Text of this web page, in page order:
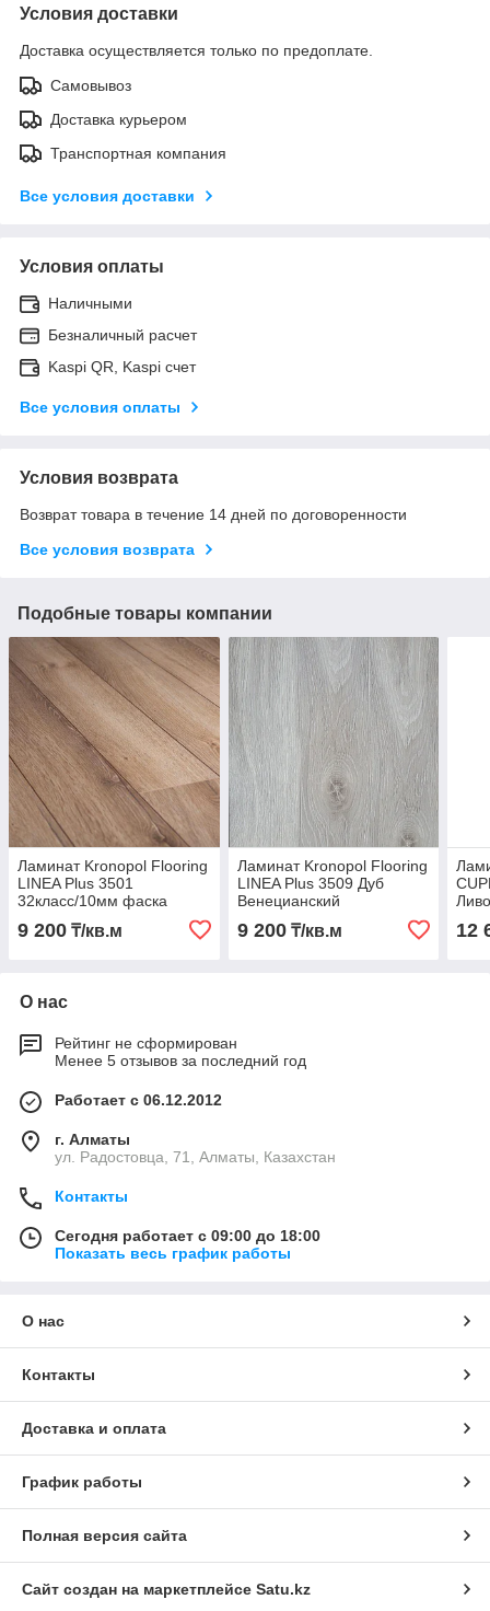
Условия доставки
Доставка осуществляется только по предоплате.
Самовывоз
Доставка курьером
Транспортная компания
Все условия доставки
Условия оплаты
Наличными
Безналичный расчет
Kaspi QR, Kaspi счет
Все условия оплаты
Условия возврата
Возврат товара в течение 14 дней по договоренности
Все условия возврата
Подобные товары компании
Ламинат Kronopol Flooring
LINEA Plus 3501
32класс/10мм фаска
(узкая доска)
9 200 ₸/кв.м
Ламинат Kronopol Flooring
LINEA Plus 3509 Дуб
Венецианский
32класс/10мм фаска
(узкая доска)
9 200₸/кв.м 12
О нас
Рейтинг не сформирован
Менее 5 отзывов за последний год
Работает с 06.12.2012
г. Алматы
ул. Радостовца, 71, Алматы, Казахстан
Контакты
Сегодня работает с 09:00 до 18:00
Показать весь график работы
О нас
Контакты
Доставка и оплата
График работы
Полная версия сайта
Сайт создан на маркетплейсе Satu.kz